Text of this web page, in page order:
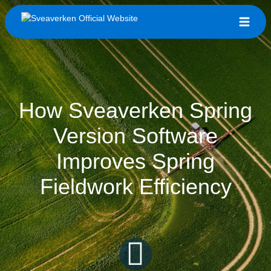
How Sveaverken Spring
Version Software
Improves Spring
Fieldwork Efficiency